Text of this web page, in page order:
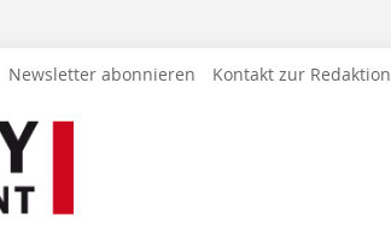
Newsletter abonnieren Kontakt zur Redaktion